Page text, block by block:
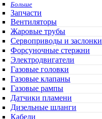
Больше
Запчасти
Вентиляторы
Жаровые трубы
Сервоприводы и заслонки
Форсуночные стержни
Электродвигатели
Газовые головки
Газовые клапаны
Газовые рампы
Датчики пламени
Дизельные шланги
Кабели